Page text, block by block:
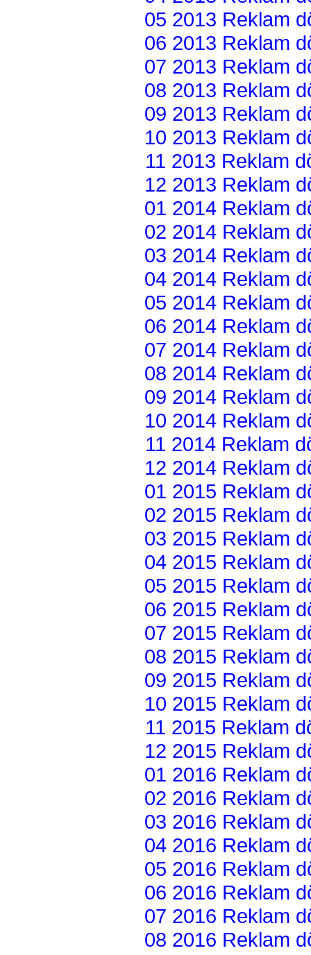
05 2013 Reklam
06 2013 Reklam
07 2013 Reklam
08 2013 Reklam
09 2013 Reklam
10 2013 Reklam
11 2013 Reklam
12 2013 Reklam
01 2014 Reklam
02 2014 Reklam
03 2014 Reklam
04 2014 Reklam
05 2014 Reklam
06 2014 Reklam
07 2014 Reklam
08 2014 Reklam
09 2014 Reklam
10 2014 Reklam
11 2014 Reklam
12 2014 Reklam
01 2015 Reklam
02 2015 Reklam
03 2015 Reklam
04 2015 Reklam
05 2015 Reklam
06 2015 Reklam
07 2015 Reklam
08 2015 Reklam
09 2015 Reklam
10 2015 Reklam
11 2015 Reklam
12 2015 Reklam
01 2016 Reklam
02 2016 Reklam
03 2016 Reklam
04 2016 Reklam
05 2016 Reklam
06 2016 Reklam
07 2016 Reklam
08 2016 Reklam